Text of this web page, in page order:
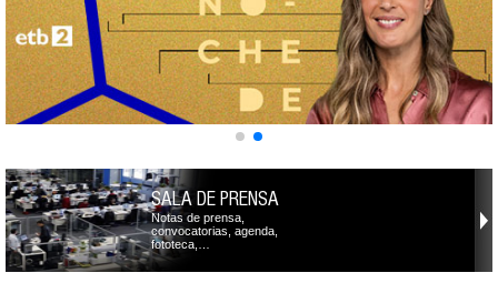
SALA DE PRENSA
Notas de prensa,
convocatorias, agenda,
fototeca,…